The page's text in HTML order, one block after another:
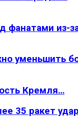
фанатами из-
уменьшить
Кремля…
35 ракет